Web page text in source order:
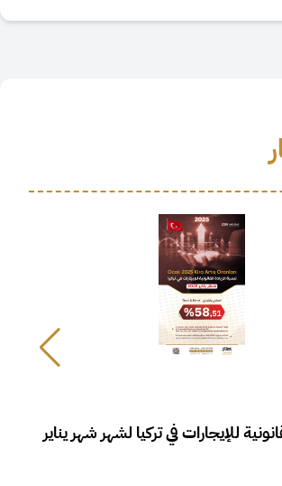
للإيجارات في تركيا لشهر شهر يناير